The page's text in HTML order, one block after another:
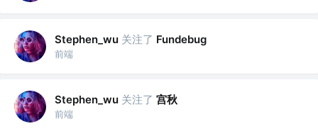
Stephen_wu 关注了 Fundebug
前端
Stephen_wu 关注了 宫秋
前端